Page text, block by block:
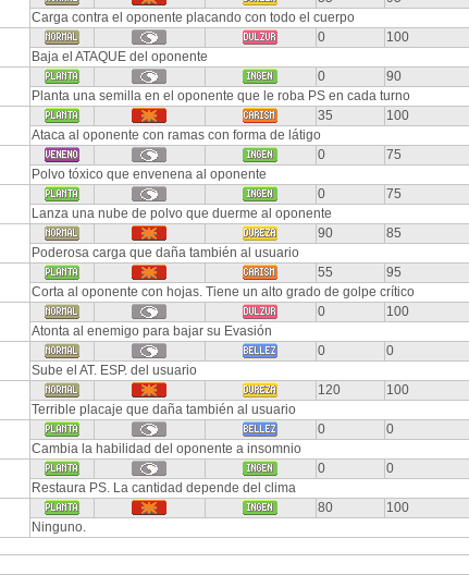
Carga contra el oponente placando con todo el cuerpo
0 100
Baja el ATAQUE del oponente
0 90
Planta una semilla en el oponente que le roba PS en cada turno
35 100
Ataca al oponente con ramas con forma de látigo
0 75
Polvo tóxico que envenena al oponente
0 75
Lanza una nube de polvo que duerme al oponente
90 85
Poderosa carga que daña también al usuario
55 95
Corta al oponente con hojas. Tiene un alto grado de golpe crítico
0 100
Atonta al enemigo para bajar su Evasión
0 0
Sube el AT. ESP. del usuario
120 100
Terrible placaje que daña también al usuario
0 0
Cambia la habilidad del oponente a insomnio
0 0
Restaura PS. La cantidad depende del clima
80 100
Ninguno.